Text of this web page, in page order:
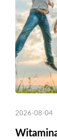
2026-08-04